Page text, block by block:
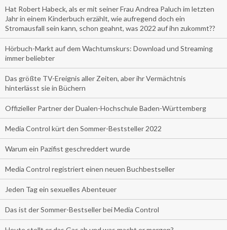
Hat Robert Habeck, als er mit seiner Frau Andrea Paluch im letzten
Jahr in einem Kinderbuch erzählt, wie aufregend doch ein
Stromausfall sein kann, schon geahnt, was 2022 auf ihn zukommt??
Hörbuch-Markt auf dem Wachtumskurs: Download und Streaming
immer beliebter
Das größte TV-Ereignis aller Zeiten, aber ihr Vermächtnis
hinterlässt sie in Büchern
Offizieller Partner der Dualen-Hochschule Baden-Württemberg
Media Control kürt den Sommer-Beststeller 2022
Warum ein Pazifist geschreddert wurde
Media Control registriert einen neuen Buchbestseller
Jeden Tag ein sexuelles Abenteuer
Das ist der Sommer-Bestseller bei Media Control